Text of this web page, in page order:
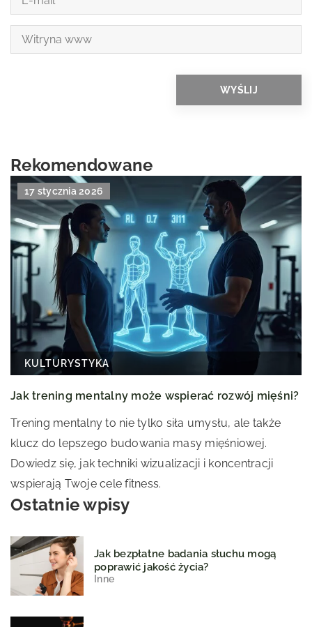
Rekomendowane
17 stycznia 2026
KULTURYSTYKA
Jak trening mentalny może wspierać rozwój mięśni?
Trening mentalny to nie tylko siła umysłu, ale także
klucz do lepszego budowania masy mięśniowej.
Dowiedz się, jak techniki wizualizacji i koncentracji
wspierają Twoje cele fitness.
Ostatnie wpisy
Jak bezpłatne badania słuchu mogą
poprawić jakość życia?
Inne